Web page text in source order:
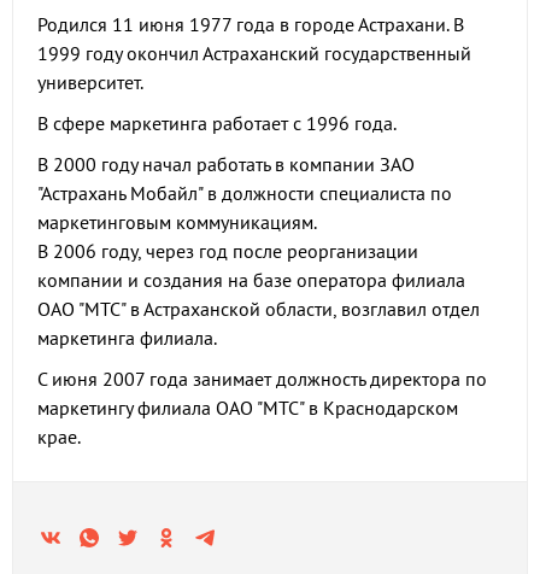
Родился 11 июня 1977 года в городе Астрахани. В
1999 году окончил Астраханский государственный
университет.
В сфере маркетинга работает с 1996 года.
В 2000 году начал работать в компании ЗАО
"Астрахань Мобайл" в должности специалиста по
маркетинговым коммуникациям.
В 2006 году, через год после реорганизации
компании и создания на базе оператора филиала
ОАО "МТС" в Астраханской области, возглавил отдел
маркетинга филиала.
С июня 2007 года занимает должность директора по
маркетингу филиала ОАО "МТС" в Краснодарском
крае.